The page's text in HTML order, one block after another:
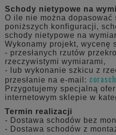
Schody nietypowe na
O ile nie można dopasować
poniższych konfiguracji,
schody nietypowe na
Wykonamy projekt, wycenę
- przesłanych rzutów
rzeczywistymi wymiarami,
- lub wykonanie szkicu z
przesłanie na e-mail:
Przygotujemy specjalną
internetowym sklepie w
Termin realizacji
- Dostawa schodów bez
- Dostawa schodów z